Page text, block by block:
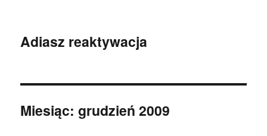
Adiasz reaktywacja
Miesiąc:grudzień 2009